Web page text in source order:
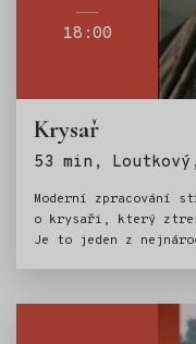
18:00
Krysař
53 min,
Moderní zpracování
o krysaři, který
Je to jeden z
života, z něhož
plným právem mezi